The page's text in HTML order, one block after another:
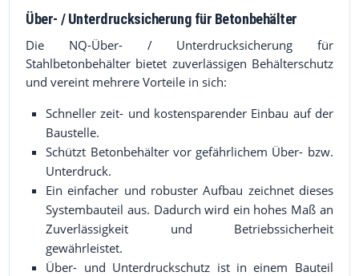
Über- / Unterdrucksicherung für Betonbehälter
Die NQ-Über- / Unterdrucksicherung für
Stahlbetonbehälter bietet zuverlässigen Behälterschutz
und vereint mehrere Vorteile in sich:
Schneller zeit- und kostensparender Einbau auf der
Baustelle.
Schützt Betonbehälter vor gefährlichem Über- bzw.
Unterdruck.
Ein einfacher und robuster Aufbau zeichnet dieses
Systembauteil aus. Dadurch wird ein hohes Maß an
Zuverlässigkeit und Betriebssicherheit
gewährleistet.
Über- und Unterdruckschutz ist in einem Bauteil